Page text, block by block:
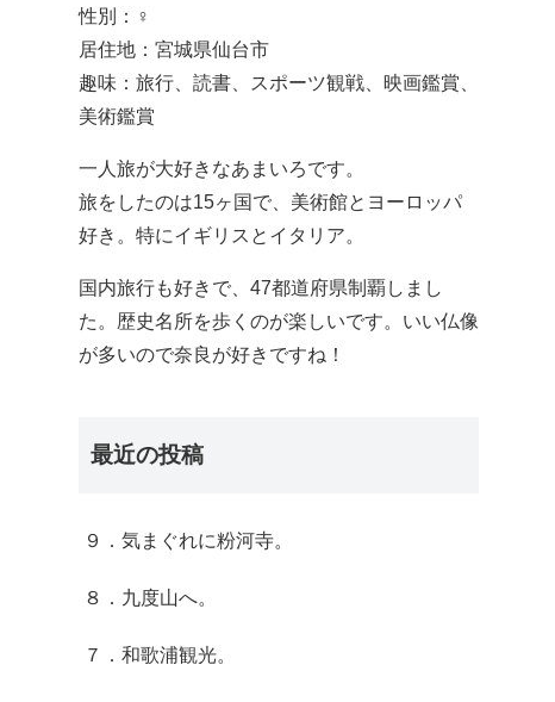
性別：♀
居住地：宮城県仙台市
趣味：旅行、読書、スポーツ観戦、映画鑑賞、
美術鑑賞
一人旅が大好きなあまいろです。
旅をしたのは15ヶ国で、美術館とヨーロッパ
好き。特にイギリスとイタリア。
国内旅行も好きで、47都道府県制覇しまし
た。歴史名所を歩くのが楽しいです。いい仏像
が多いので奈良が好きですね！
最近の投稿
９．気まぐれに粉河寺。
８．九度山へ。
７．和歌浦観光。